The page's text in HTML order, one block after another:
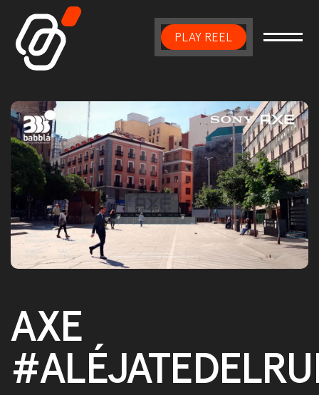
Main NavigationPLAY REEL
AXE